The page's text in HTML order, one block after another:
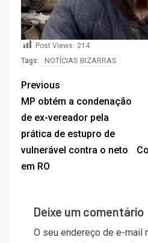
Post Views: 214
Tags:
NOTÍCIAS BIZARRAS
Previous
MP obtém a condenação
de ex-vereador pela
prática de estupro de
vulnerável contra o neto
em RO
Deixe um comentário
O seu endereço de e-mail